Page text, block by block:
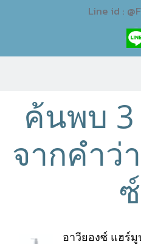
Line id :
ค้นพบ 3
จากคำว่
อาวียองซ์ แฮร์